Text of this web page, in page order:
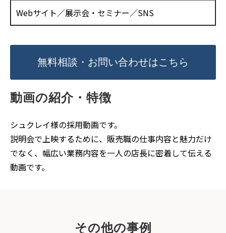
Webサイト／展示会・セミナー／SNS
無料相談・お問い合わせはこちら
動画の紹介・特徴
シュクレイ様の採用動画です。
説明会で上映するために、販売職の仕事内容と魅力だけ
でなく、幅広い業務内容を一人の店長に密着して伝える
動画です。
その他の事例